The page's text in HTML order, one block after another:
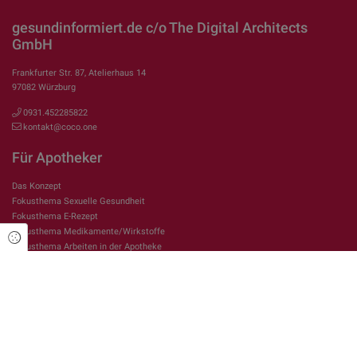
gesundinformiert.de c/o The Digital Architects
GmbH
Frankfurter Str. 87, Atelierhaus 14
97082 Würzburg
0931.452285822
kontakt@coco.one
Für Apotheker
Das Konzept
Fokusthema Sexuelle Gesundheit
Fokusthema E-Rezept
Fokusthema Medikamente/Wirkstoffe
Fokusthema Arbeiten in der Apotheke
Cookie Einstellungen